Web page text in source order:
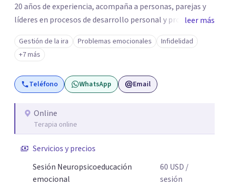
20 años de experiencia, acompaña a personas, parejas y
líderes en procesos de desarrollo personal y profesional.
Su trabajo se centra en la regulación emocional, las
relaciones de pareja, la comunicación efectiva y el
liderazgo consciente. Su metodología combina
psicología contemporánea, neurociencias y estrategias
de cambio basadas en evidencia para fortalecer la
promover cambios sostenibles. Como divulgador
científico, acerca la psicología y las neurociencias a la vida
aplicables, con el propósito de impulsar un bienestar
integral.
leer más
Gestión de la ira Problemas emocionales
Infidelidad
+7 más
Teléfono WhatsApp Email
Online
Terapia online
Servicios y precios
Sesión Neuropsicoeducación
emocional
60 USD /
sesión